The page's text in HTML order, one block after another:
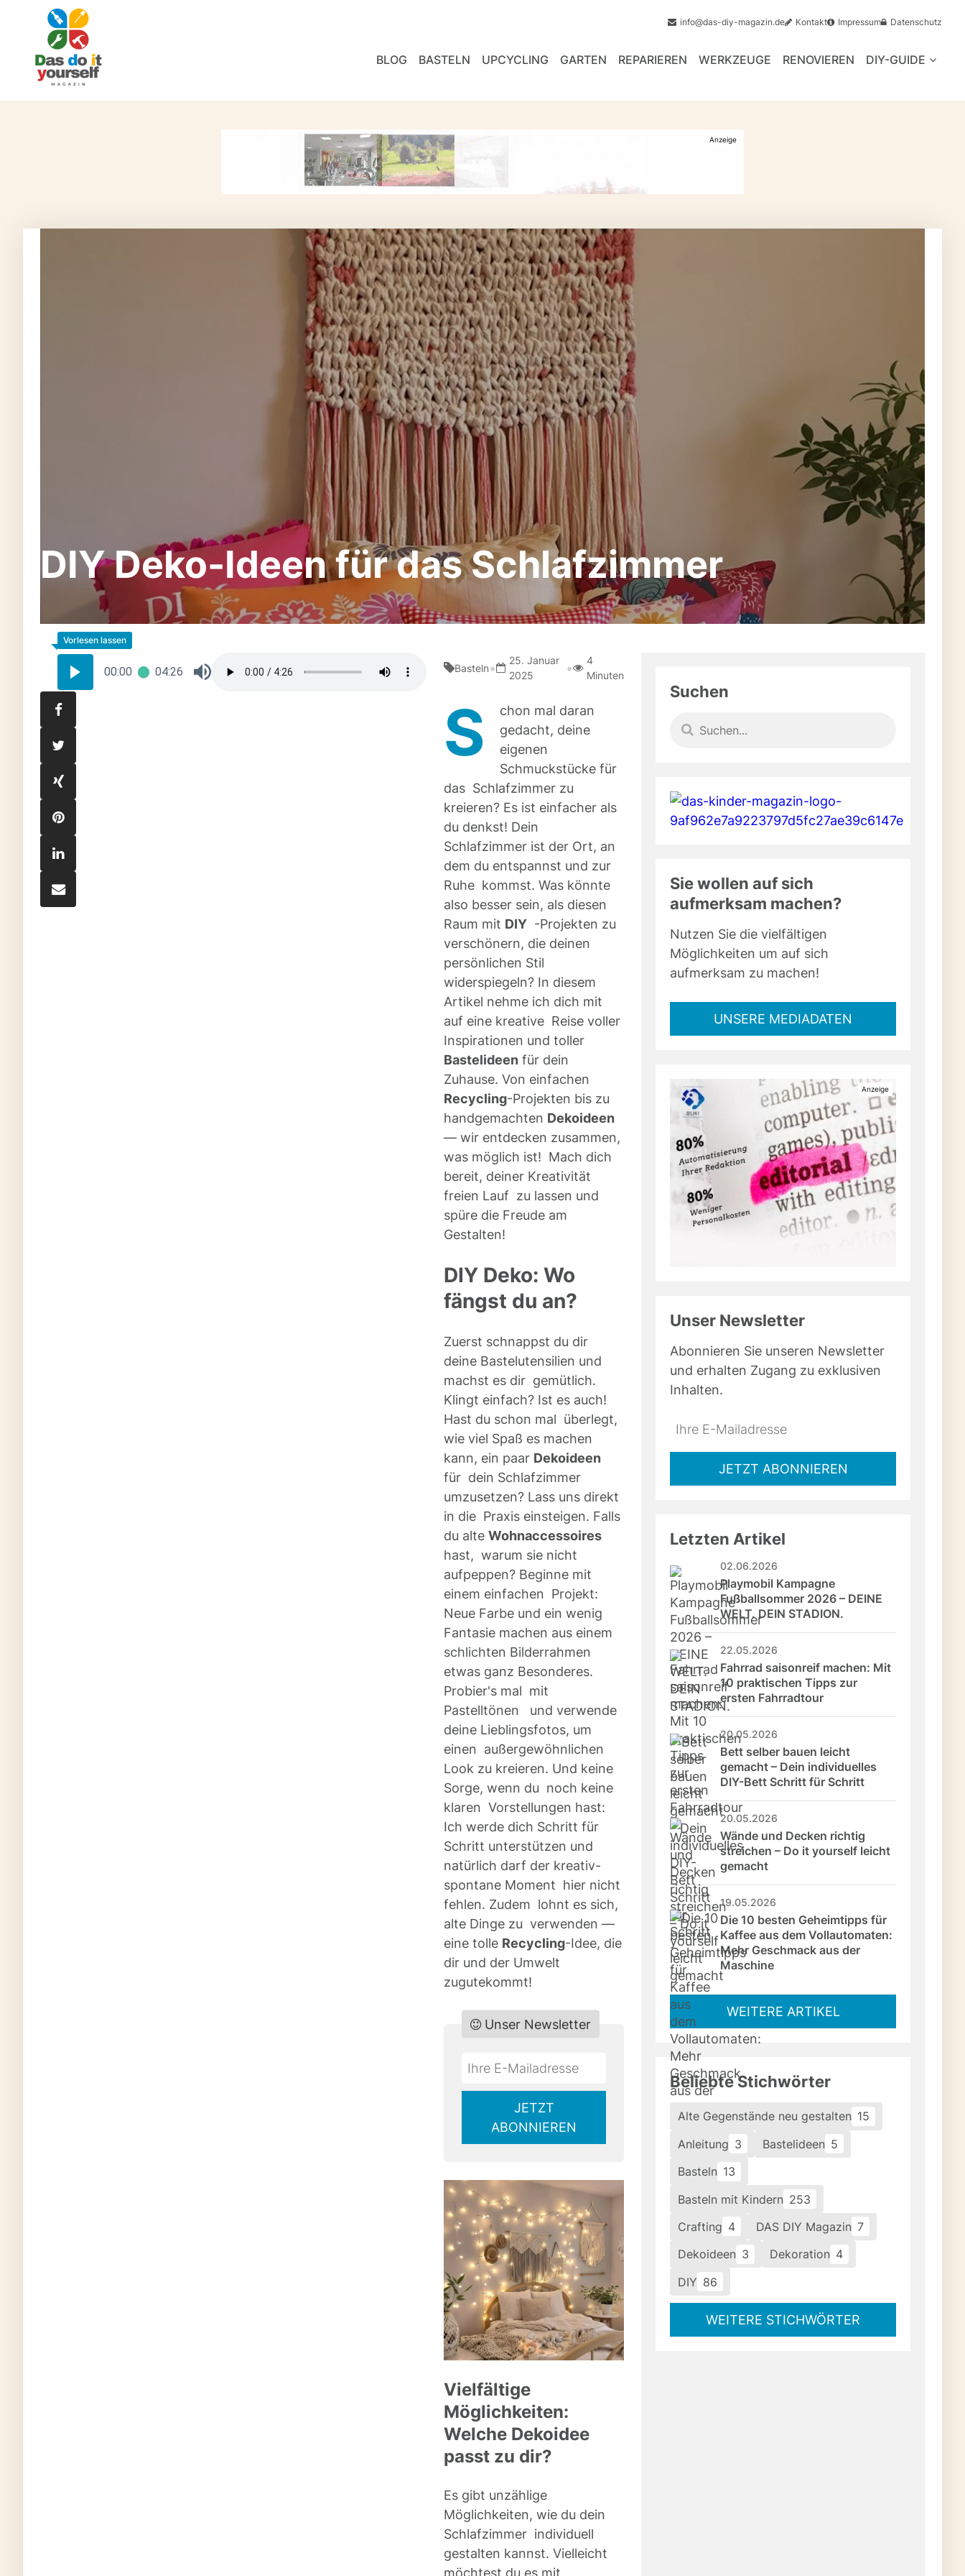
info@das-diy-magazin.de Kontakt Impressum Datenschutz
BLOG BASTELN UPCYCLING GARTEN REPARIEREN WERKZEUGE RENOVIEREN DIY-GUIDE
DIY Deko-Ideen für das Schlafzimmer
00:00 04:26 Basteln•
25. Januar
2025
•
4
Minuten
S
chon mal daran
gedacht, deine
eigenen
Schmuckstücke für
das Schlafzimmer zu
kreieren? Es ist einfacher als
du denkst! Dein
Schlafzimmer ist der Ort, an
dem du entspannst und zur
Ruhe kommst. Was könnte
also besser sein, als diesen
Raum mit DIY -Projekten zu
verschönern, die deinen
persönlichen Stil
widerspiegeln? In diesem
Artikel nehme ich dich mit
auf eine kreative Reise voller
Inspirationen und toller
Bastelideen für dein
Zuhause. Von einfachen
Recycling-Projekten bis zu
handgemachten Dekoideen
— wir entdecken zusammen,
was möglich ist! Mach dich
bereit, deiner Kreativität
freien Lauf zu lassen und
spüre die Freude am
Gestalten!
DIY Deko: Wo
fängst du an?
Zuerst schnappst du dir
deine Bastelutensilien und
machst es dir gemütlich.
Klingt einfach? Ist es auch!
Hast du schon mal überlegt,
wie viel Spaß es machen
kann, ein paar Dekoideen
für dein Schlafzimmer
umzusetzen? Lass uns direkt
in die Praxis einsteigen. Falls
du alte Wohnaccessoires
hast, warum sie nicht
aufpeppen? Beginne mit
einem einfachen Projekt:
Neue Farbe und ein wenig
Fantasie machen aus einem
schlichten Bilderrahmen
etwas ganz Besonderes.
Probier's mal mit
Pastelltönen und verwende
deine Lieblingsfotos, um
einen außergewöhnlichen
Look zu kreieren. Und keine
Sorge, wenn du noch keine
klaren Vorstellungen hast:
Ich werde dich Schritt für
Schritt unterstützen und
natürlich darf der kreativ-
spontane Moment hier nicht
fehlen. Zudem lohnt es sich,
alte Dinge zu verwenden —
eine tolle Recycling-Idee, die
dir und der Umwelt
zugutekommt!
Do
Unser Newsletter
*Ihre
Mailadresse:
JETZT
ABONNIEREN
Vielfältige
Möglichkeiten:
Welche Dekoidee
passt zu dir?
Es gibt unzählige
Möglichkeiten, wie du dein
Schlafzimmer individuell
gestalten kannst. Vielleicht
Suchen
Sie wollen auf sich
aufmerksam machen?
Nutzen Sie die vielfältigen
Möglichkeiten um auf sich
aufmerksam zu machen!
UNSERE MEDIADATEN
Unser Newsletter
Abonnieren Sie unseren Newsletter
und erhalten Zugang zu exklusiven
Inhalten.
Do
*Ihre
Mailadresse:JETZT ABONNIEREN
Letzten Artikel
02.06.2026
Playmobil Kampagne
Fußballsommer 2026 – DEINE
WELT. DEIN STADION.
22.05.2026
Fahrrad saisonreif machen: Mit
10 praktischen Tipps zur
ersten Fahrradtour
20.05.2026
Bett selber bauen leicht
gemacht – Dein individuelles
DIY-Bett Schritt für Schritt
20.05.2026
Wände und Decken richtig
streichen – Do it yourself leicht
gemacht
19.05.2026
Die 10 besten Geheimtipps für
Kaffee aus dem Vollautomaten:
Mehr Geschmack aus der
Maschine
WEITERE ARTIKEL
Beliebte Stichwörter
Alte Gegenstände neu gestalten 15
Anleitung 3 Bastelideen 5
Basteln 13
Basteln mit Kindern 253
Crafting 4 DAS DIY Magazin 7
Dekoideen 3 Dekoration 4
DIY 86
WEITERE STICHWÖRTER